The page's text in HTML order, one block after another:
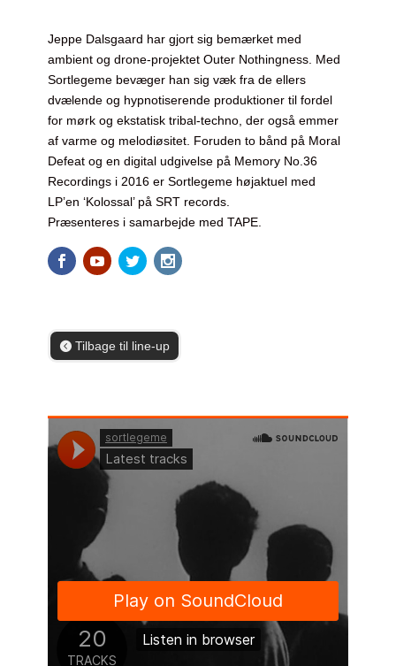
Jeppe Dalsgaard har gjort sig bemærket med
ambient og drone-projektet Outer Nothingness. Med
Sortlegeme bevæger han sig væk fra de ellers
dvælende og hypnotiserende produktioner til fordel
for mørk og ekstatisk tribal-techno, der også emmer
af varme og melodiøsitet. Foruden to bånd på Moral
Defeat og en digital udgivelse på Memory No.36
Recordings i 2016 er Sortlegeme højaktuel med
LP’en ‘Kolossal’ på SRT records.
Præsenteres i samarbejde med TAPE.
Tilbage til line-up